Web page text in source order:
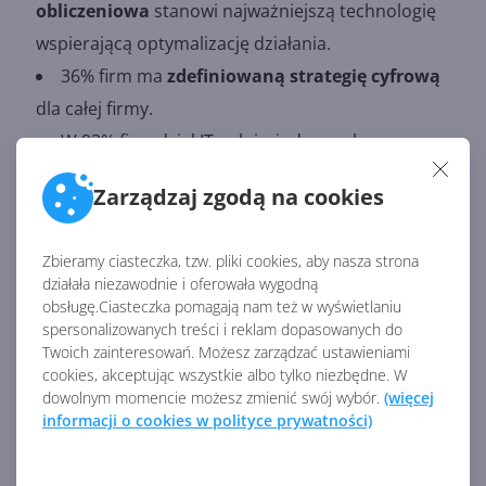
Zarządzaj zgodą na cookies
Zbieramy ciasteczka, tzw. pliki cookies, aby nasza strona
działała niezawodnie i oferowała wygodną
obsługę.Ciasteczka pomagają nam też w wyświetlaniu
spersonalizowanych treści i reklam dopasowanych do
Twoich zainteresowań. Możesz zarządzać ustawieniami
cookies, akceptując wszystkie albo tylko niezbędne. W
dowolnym momencie możesz zmienić swój wybór. (więcej
informacji o cookies w polityce prywatności)
obliczeniowa stanowi najważniejszą technologię
wspierającą optymalizację działania.
36% firm ma zdefiniowaną strategię cyfrową
dla całej firmy.
W 93% firm dział IT pełni wiodącą rolę we
wdrażaniu strategii cyfryzacji, choć rola samego
działu w organizacji zmienia się –nie ma już
43% badanych integruje własne produkty i
usługi z aplikacjami i danymi, rozszerzając pole
wykorzystania produktów.
Cyfrową transformację można jeszcze zdefiniować
poprzez efekty, takie jak zaangażowanie klientów,